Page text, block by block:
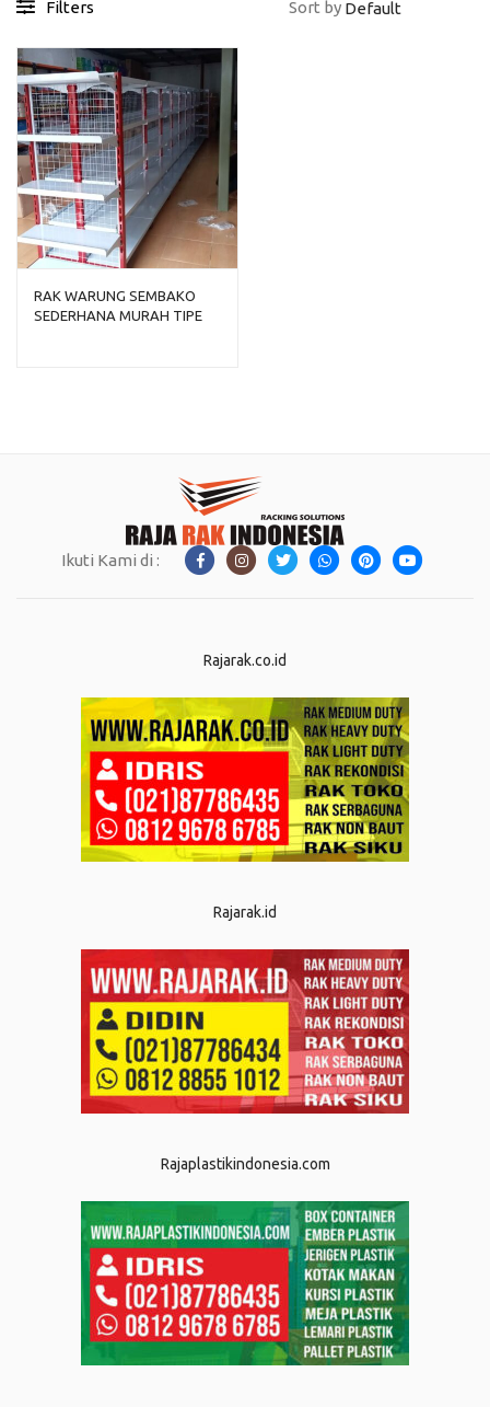
Filters Sort by
RAK WARUNG SEMBAKO
SEDERHANA MURAH TIPE
Ikuti Kami di :
Rajarak.co.id
Rajarak.id
Rajaplastikindonesia.com